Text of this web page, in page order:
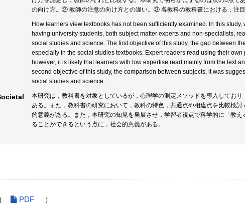
の向け方。② 教師の注意の向け方との違い。③ 各教科の教科書における，注目
How learners view textbooks has not been sufficiently examined. In this
having university students, both subject matter experts and non-specialists,
social studies and science. The first objective of this study, the gap between
especially in the social studies textbooks. Expert readers read using their
however, it is likely that learners with low expertise read mainly from the text
second objective of this study, the comparison between subjects, it was
social studies and science.
本研究は，教科書を対象としているが，心理学の測定メソッドを導入してお
ある。また，教科書の研究において，教科の特色，共通点や相違点を比較検
的意義がある。また，本研究の知見を発展させ，学習者視点で科学的に「教
ることができるという点に，社会的意義がある。
( PDF )